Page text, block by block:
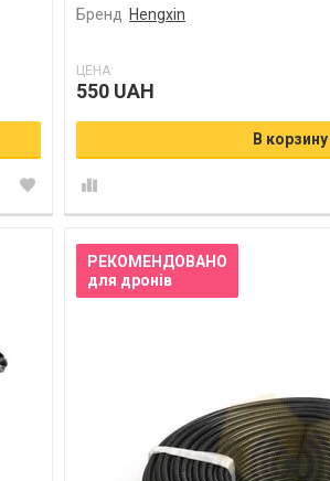
Бренд Hengxin
ЦЕНА:
550 UAH
В корзину
РЕКОМЕНДОВАНО
для дронів